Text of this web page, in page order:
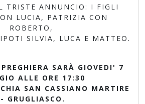
TRISTE ANNUNCIO: I FIGLI
LUCIA, PATRIZIA CON
ROBERTO,
SILVIA, LUCA E MATTEO.
SARÀ GIOVEDI' 7
ALLE ORE 17:30
SAN CASSIANO MARTIRE
- GRUGLIASCO.